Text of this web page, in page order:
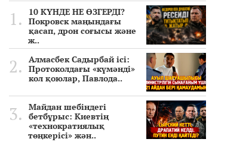
10 КҮНДЕ НЕ ӨЗГЕРДІ?
Покровск маңындағы
қасап, дрон соғысы және
ж..
Алмасбек Садырбай ісі:
Протоколдағы «күмәнді»
кол қоюлар, Павлода..
Майдан шебіндегі
бетбұрыс: Киевтің
«технократиялық
төңкерісі» жән..